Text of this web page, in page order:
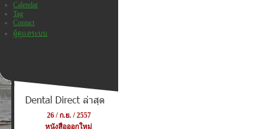
Calendar
Tag
Contact
ผู้ดูแลระบบ